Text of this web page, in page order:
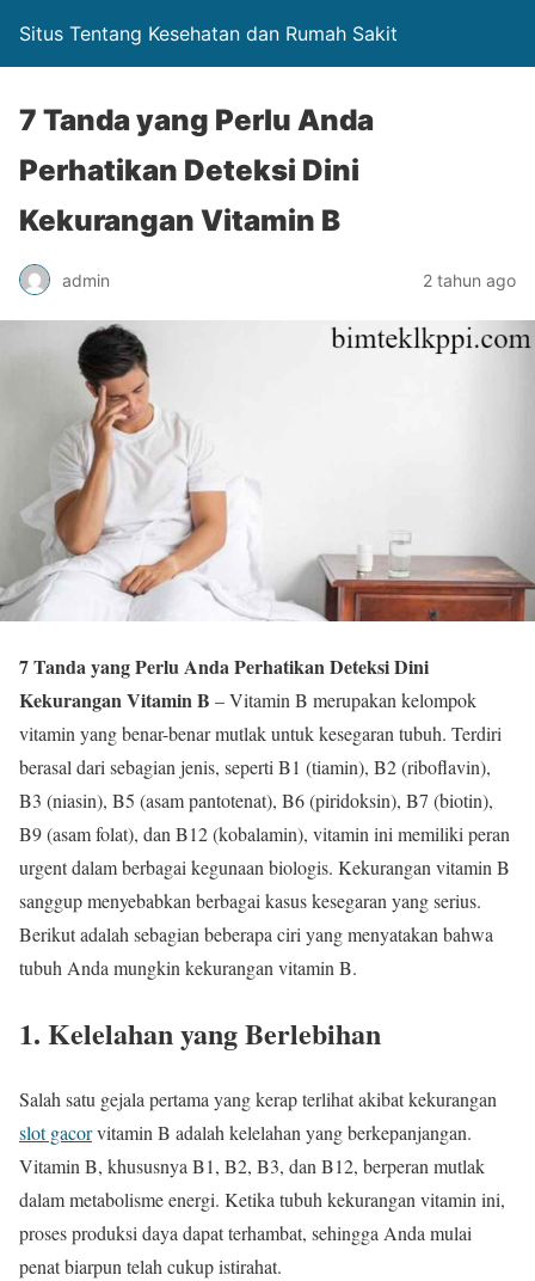
Situs Tentang Kesehatan dan Rumah Sakit
7 Tanda yang Perlu Anda
Perhatikan Deteksi Dini
Kekurangan Vitamin B
admin 2 tahun ago
7 Tanda yang Perlu Anda Perhatikan Deteksi Dini
Kekurangan Vitamin B – Vitamin B merupakan kelompok
vitamin yang benar-benar mutlak untuk kesegaran tubuh. Terdiri
berasal dari sebagian jenis, seperti B1 (tiamin), B2 (riboflavin),
B3 (niasin), B5 (asam pantotenat), B6 (piridoksin), B7 (biotin),
B9 (asam folat), dan B12 (kobalamin), vitamin ini memiliki peran
urgent dalam berbagai kegunaan biologis. Kekurangan vitamin B
sanggup menyebabkan berbagai kasus kesegaran yang serius.
Berikut adalah sebagian beberapa ciri yang menyatakan bahwa
tubuh Anda mungkin kekurangan vitamin B.
1. Kelelahan yang Berlebihan
Salah satu gejala pertama yang kerap terlihat akibat kekurangan
slot gacorvitamin B adalah kelelahan yang berkepanjangan.
Vitamin B, khususnya B1, B2, B3, dan B12, berperan mutlak
dalam metabolisme energi. Ketika tubuh kekurangan vitamin ini,
proses produksi daya dapat terhambat, sehingga Anda mulai
penat biarpun telah cukup istirahat.